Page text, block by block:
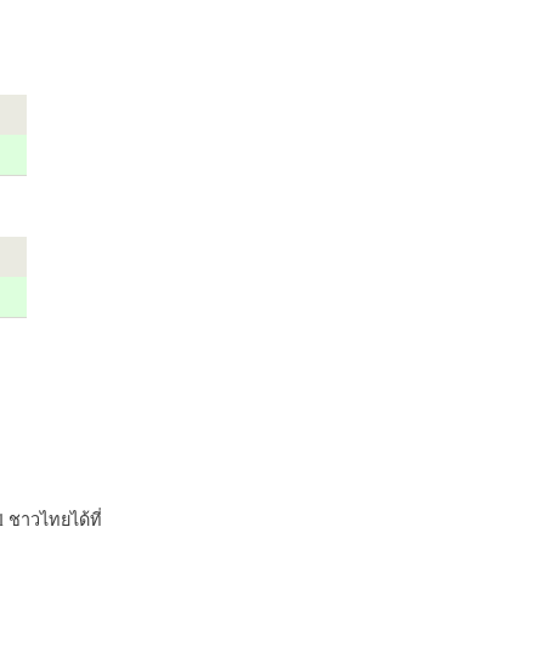
ชาวไทยได้ที่